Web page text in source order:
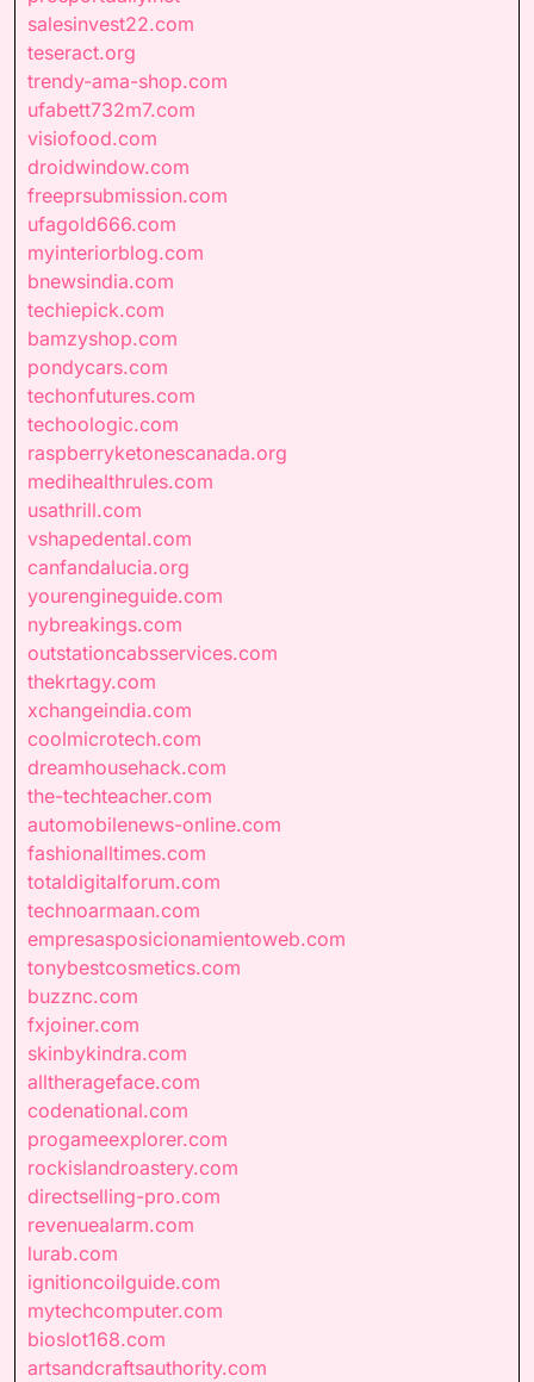
salesinvest22.com
teseract.org
trendy-ama-shop.com
ufabett732m7.com
visiofood.com
droidwindow.com
freeprsubmission.com
ufagold666.com
myinteriorblog.com
bnewsindia.com
techiepick.com
bamzyshop.com
pondycars.com
techonfutures.com
techoologic.com
raspberryketonescanada.org
medihealthrules.com
usathrill.com
vshapedental.com
canfandalucia.org
yourengineguide.com
nybreakings.com
outstationcabsservices.com
thekrtagy.com
xchangeindia.com
coolmicrotech.com
dreamhousehack.com
the-techteacher.com
automobilenews-online.com
fashionalltimes.com
totaldigitalforum.com
technoarmaan.com
empresasposicionamientoweb.com
tonybestcosmetics.com
buzznc.com
fxjoiner.com
skinbykindra.com
alltherageface.com
codenational.com
progameexplorer.com
rockislandroastery.com
directselling-pro.com
revenuealarm.com
lurab.com
ignitioncoilguide.com
mytechcomputer.com
bioslot168.com
artsandcraftsauthority.com